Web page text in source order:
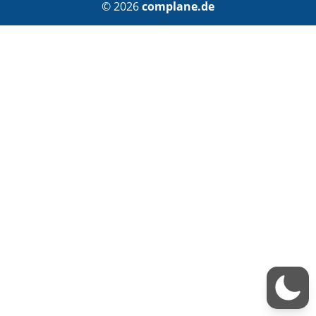
© 2026complane.de